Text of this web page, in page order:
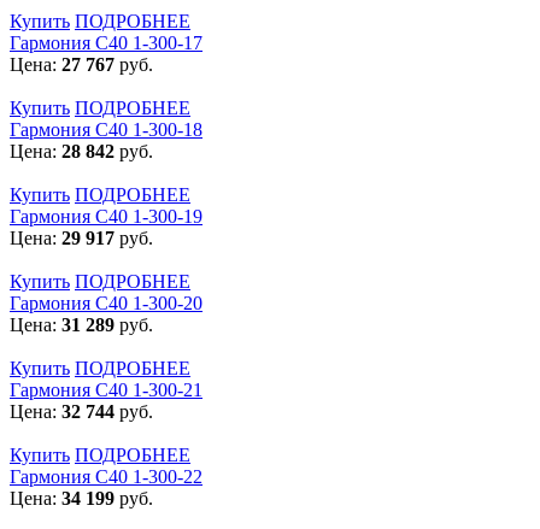
Купить ПОДРОБНЕЕ
Гармония С40 1-300-17
Цена: 27 767 руб.
Купить ПОДРОБНЕЕ
Гармония С40 1-300-18
Цена: 28 842 руб.
Купить ПОДРОБНЕЕ
Гармония С40 1-300-19
Цена: 29 917 руб.
Купить ПОДРОБНЕЕ
Гармония С40 1-300-20
Цена: 31 289 руб.
Купить ПОДРОБНЕЕ
Гармония С40 1-300-21
Цена: 32 744 руб.
Купить ПОДРОБНЕЕ
Гармония С40 1-300-22
Цена: 34 199 руб.